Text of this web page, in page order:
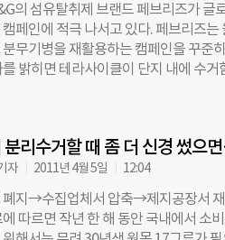
리지 월드’ 오픈 기념 이벤트도 6월 21
하면 추첨을 통해 선정된 100명에게
클린빌리지 인증사진, 음바나에게 쓴
페이 포인트를 증정하는 인증 이벤트
의 섬유탈취제 브랜드 페브리즈가 글
페인에 적극 나서고 있다. 페브리즈
무기병을 재활용하는 캠페인을 꾸준
밝히면 테라사이클이 단지 내에 수
플라스틱 공병 중에서도 부품별로 여
서 “캠페인을 통해 모인 공병은 플라스
으로 제작돼 기부된다”고 말했다. 신아
용 비율이 약 14% 수준에 머물러 있
캠페인을 비롯한 다양한 활동을 전개해
분리수거할 때 좀 더 신경 썼으
자 2011년 4월 5일 12:04
폐지→수집업체서 압축→제지공장서
따르면 작년 한 해 동안 국내에서 소